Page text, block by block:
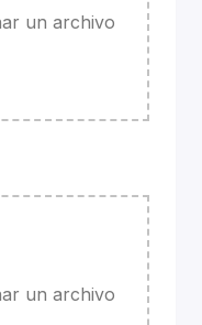
un archivo
un archivo